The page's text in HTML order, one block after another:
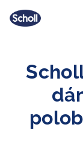
obsah